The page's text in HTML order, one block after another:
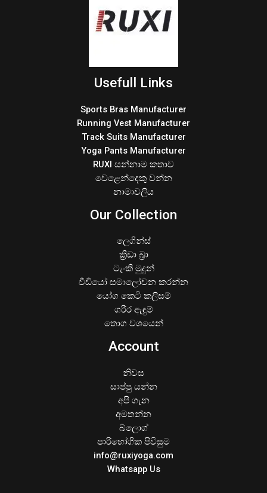
Usefull Links
Sports Bras Manufacturer
Running Vest Manufacturer
Track Suits Manufacturer
Yoga Pants Manufacturer
RUXI සන්නාම කතාව
වෙළෙන්දෙකු වන්න
නාමාවලිය
Our Collection
ලෙගින්ස්
ක්‍රීඩා බ්‍රා
ටැංකි මුදුන්
වීඩියෝ සමාලෝචන කරන්න
යෝග කෙටි කලිසම්
ශරීර ඇඳුම්
තොග වශයෙන්
Account
නිවස
සාප්පු යන්න
අපි ගැන
අමතන්න
බ්ලොග්
පාරිභෝගික පිවිසුම
info@ruxiyoga.com
Whatsapp Us